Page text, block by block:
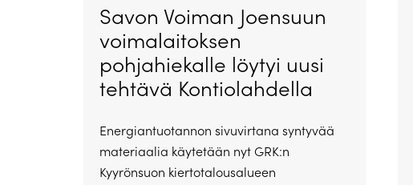
Savon Voiman Joensuun
voimalaitoksen
pohjahiekalle löytyi uusi
tehtävä Kontiolahdella
Energiantuotannon sivuvirtana syntyvää
materiaalia käytetään nyt GRK:n
Kyyrönsuon kiertotalousalueen